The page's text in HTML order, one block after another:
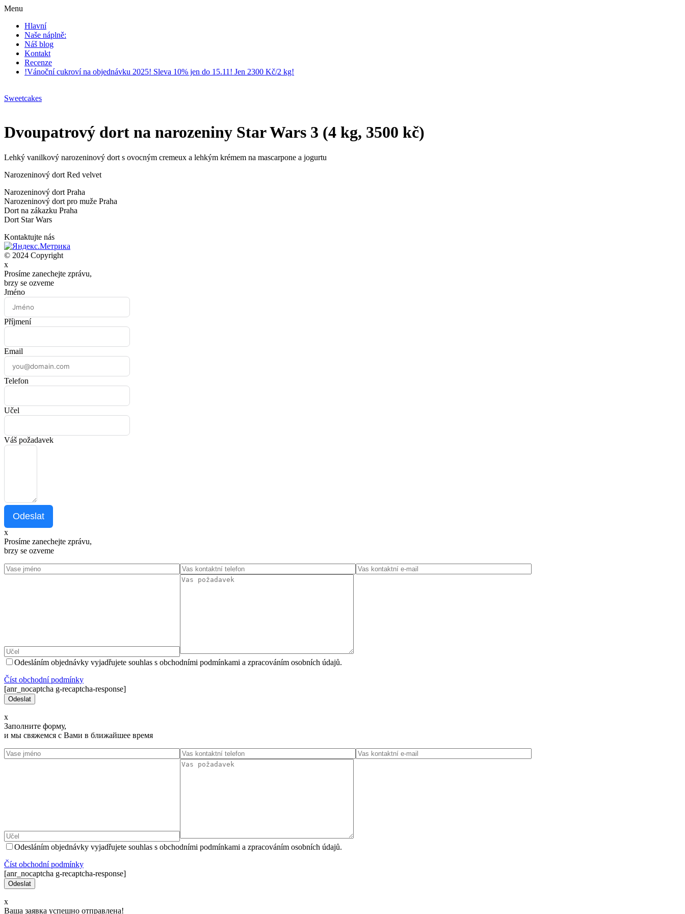
Menu
Hlavní
Naše náplně:
Náš blog
Kontakt
Recenze
!Vánoční cukroví na objednávku 2025! Sleva 10% jen do 15.11! Jen 2300 Kč/2 kg!
Sweetcakes
Dvoupatrový dort na narozeniny Star Wars 3 (4 kg, 3500 kč)
Lehký vanilkový narozeninový dort s ovocným cremeux a lehkým krémem na mascarpone a jogurtu
Narozeninový dort Red velvet
Narozeninový dort Praha
Narozeninový dort pro muže Praha
Dort na zákazku Praha
Dort Star Wars
Kontaktujte nás
© 2024 Copyright
x
Prosíme zanechejte zprávu,
brzy se ozveme
Jméno
Příjmení
Email
Telefon
Učel
Váš požadavek
Odeslat
x
Prosíme zanechejte zprávu,
brzy se ozveme
Odesláním objednávky vyjadřujete souhlas s obchodními podmínkami a zpracováním osobních údajů.
Číst оbchodní podmínky
[anr_nocaptcha g-recaptcha-response]
x
Заполните форму,
и мы свяжемся с Вами в ближайшее время
Odesláním objednávky vyjadřujete souhlas s obchodními podmínkami a zpracováním osobních údajů.
Číst оbchodní podmínky
[anr_nocaptcha g-recaptcha-response]
x
Ваша заявка успешно отправлена!